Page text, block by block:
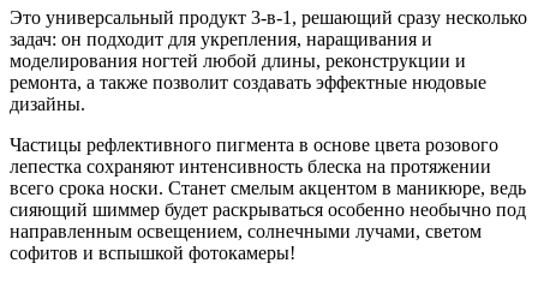
Это универсальный продукт 3-в-1, решающий сразу несколько
задач: он подходит для укрепления, наращивания и
моделирования ногтей любой длины, реконструкции и
ремонта, а также позволит создавать эффектные нюдовые
дизайны.
Частицы рефлективного пигмента в основе цвета розового
лепестка сохраняют интенсивность блеска на протяжении
всего срока носки. Станет смелым акцентом в маникюре, ведь
сияющий шиммер будет раскрываться особенно необычно под
направленным освещением, солнечными лучами, светом
софитов и вспышкой фотокамеры!